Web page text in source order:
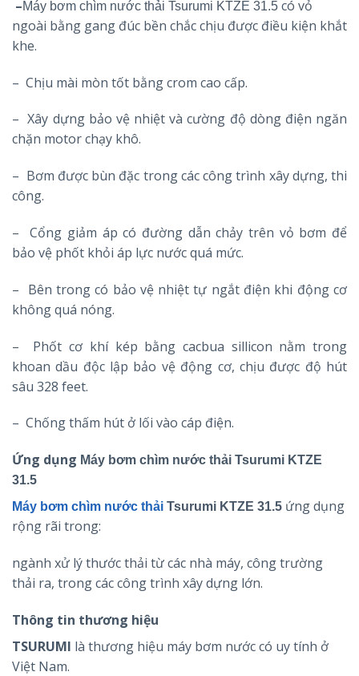
–Máy bơm chìm nước thải Tsurumi KTZE 31.5 có vỏ
ngoài bằng gang đúc bền chắc chịu được điều kiện khắt
khe.
– Chịu mài mòn tốt bằng crom cao cấp.
– Xây dựng bảo vệ nhiệt và cường độ dòng điện ngăn
chặn motor chạy khô.
– Bơm được bùn đặc trong các công trình xây dựng, thi
công.
– Cổng giảm áp có đường dẫn chảy trên vỏ bơm để
bảo vệ phốt khỏi áp lực nước quá mức.
– Bên trong có bảo vệ nhiệt tự ngắt điện khi động cơ
không quá nóng.
– Phốt cơ khí kép bằng cacbua sillicon nằm trong
khoan dầu độc lập bảo vệ động cơ, chịu được độ hút
sâu 328 feet.
– Chống thấm hút ở lối vào cáp điện.
Ứng dụng Máy bơm chìm nước thải Tsurumi KTZE
31.5
Máy bơm chìm nước thải Tsurumi KTZE 31.5 ứng dụng
rộng rãi trong:
ngành xử lý thước thải từ các nhà máy, công trường
thải ra, trong các công trình xây dựng lớn.
Thông tin thương hiệu
TSURUMI là thương hiệu máy bơm nước có uy tính ở
Việt Nam.